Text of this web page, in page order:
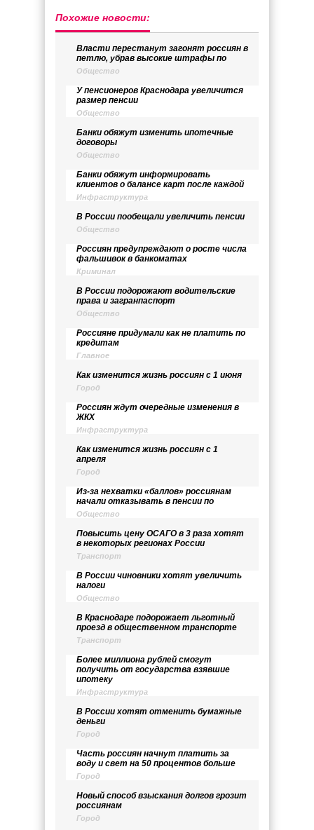
Похожие новости:
Власти перестанут загонят россиян в
петлю, убрав высокие штрафы по
Общество
У пенсионеров Краснодара увеличится
размер пенсии
Общество
Банки обяжут изменить ипотечные
договоры
Общество
Банки обяжут информировать
клиентов о балансе карт после каждой
Инфраструктура
В России пообещали увеличить пенсии
Общество
Россиян предупреждают о росте числа
фальшивок в банкоматах
Криминал
В России подорожают водительские
права и загранпаспорт
Общество
Россияне придумали как не платить по
кредитам
Главное
Как изменится жизнь россиян с 1 июня
Город
Россиян ждут очередные изменения в
ЖКХ
Инфраструктура
Как изменится жизнь россиян с 1
апреля
Город
Из-за нехватки «баллов» россиянам
начали отказывать в пенсии по
Общество
Повысить цену ОСАГО в 3 раза хотят
в некоторых регионах России
Транспорт
В России чиновники хотят увеличить
налоги
Общество
В Краснодаре подорожает льготный
проезд в общественном транспорте
Транспорт
Более миллиона рублей смогут
получить от государства взявшие
ипотеку
Инфраструктура
В России хотят отменить бумажные
деньги
Город
Часть россиян начнут платить за
воду и свет на 50 процентов больше
Город
Новый способ взыскания долгов грозит
россиянам
Город